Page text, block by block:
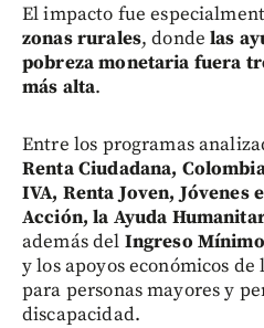
El impacto fue
zonas rurales, dondelas
pobreza monetaria fuera
más alta.
Entre los programas
Renta Ciudadana,
IVA, Renta Joven, Jóvenes
Acción, la Ayuda
además del Ingreso
y los apoyos económicos de
para personas mayores y
discapacidad.